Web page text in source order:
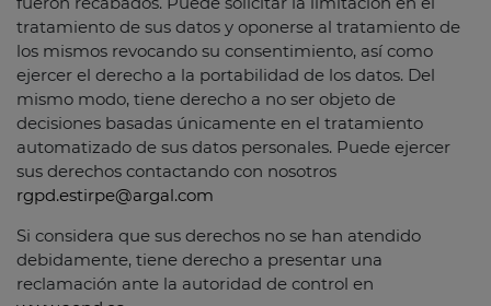
tratamiento de sus datos y oponerse al tratamiento de
los mismos revocando su consentimiento, así como
ejercer el derecho a la portabilidad de los datos. Del
mismo modo, tiene derecho a no ser objeto de
decisiones basadas únicamente en el tratamiento
automatizado de sus datos personales. Puede ejercer
sus derechos contactando con nosotros
rgpd.estirpe@argal.com
Si considera que sus derechos no se han atendido
debidamente, tiene derecho a presentar una
reclamación ante la autoridad de control en